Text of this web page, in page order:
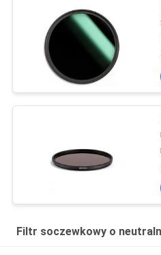
Filtr soczewkowy o